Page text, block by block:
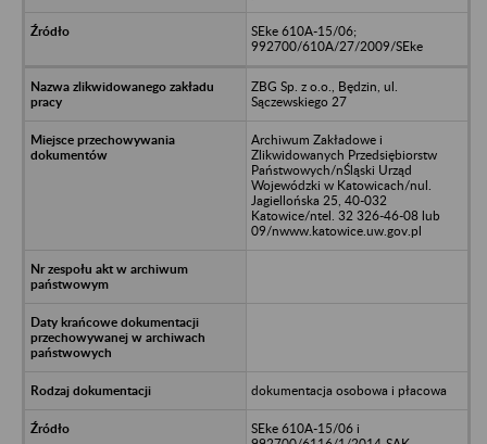
SEke 610A-15/06;
992700/610A/27/2009/SEke
ZBG Sp. z o.o., Będzin, ul.
Sączewskiego 27
Archiwum Zakładowe i
Zlikwidowanych Przedsiębiorstw
Państwowych/nŚląski Urząd
Wojewódzki w Katowicach/nul.
Jagiellońska 25, 40-032
Katowice/ntel. 32 326-46-08 lub
09/nwww.katowice.uw.gov.pl
dokumentacja osobowa i płacowa
SEke 610A-15/06 i